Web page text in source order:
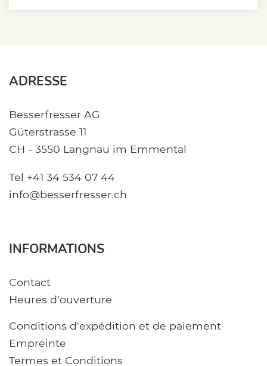
ADRESSE
Besserfresser AG
Güterstrasse 11
CH - 3550 Langnau im Emmental
Tel +41 34 534 07 44
info@besserfresser.ch
INFORMATIONS
Contact
Heures d'ouverture
Conditions d'expédition et de paiement
Empreinte
Termes et Conditions